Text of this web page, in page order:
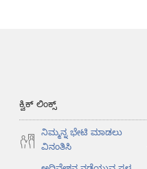
ಕ್ವಿಕ್ ಲಿಂಕ್ಸ್
ನಿಮ್ಮನ್ನ ಭೇಟಿ ಮಾಡಲು
ವಿನಂತಿಸಿ